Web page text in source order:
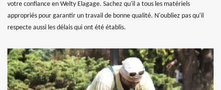
votre confiance en Welty Elagage. Sachez qu'il a tous les matériels
appropriés pour garantir un travail de bonne qualité. N'oubliez pas qu'il
respecte aussi les délais qui ont été établis.